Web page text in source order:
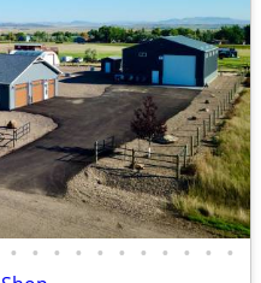
• • • • • • • • • • •